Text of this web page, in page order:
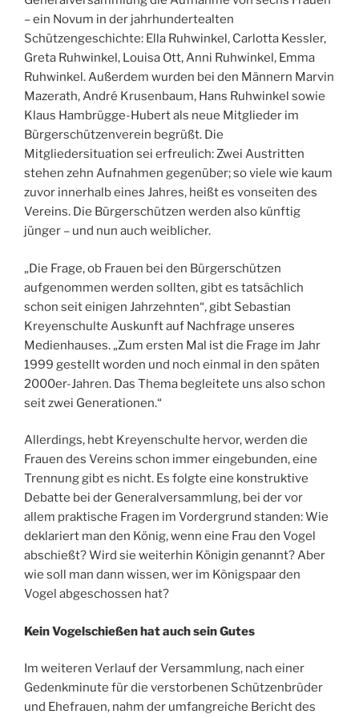
– ein Novum in der jahrhundertealten
Schützengeschichte: Ella Ruhwinkel, Carlotta Kessler,
Greta Ruhwinkel, Louisa Ott, Anni Ruhwinkel, Emma
Ruhwinkel. Außerdem wurden bei den Männern Marvin
Mazerath, André Krusenbaum, Hans Ruhwinkel sowie
Klaus Hambrügge-Hubert als neue Mitglieder im
Bürgerschützenverein begrüßt. Die
Mitgliedersituation sei erfreulich: Zwei Austritten
stehen zehn Aufnahmen gegenüber; so viele wie kaum
zuvor innerhalb eines Jahres, heißt es vonseiten des
Vereins. Die Bürgerschützen werden also künftig
jünger – und nun auch weiblicher.
„Die Frage, ob Frauen bei den Bürgerschützen
aufgenommen werden sollten, gibt es tatsächlich
schon seit einigen Jahrzehnten“, gibt Sebastian
Kreyenschulte Auskunft auf Nachfrage unseres
Medienhauses. „Zum ersten Mal ist die Frage im Jahr
1999 gestellt worden und noch einmal in den späten
2000er-Jahren. Das Thema begleitete uns also schon
seit zwei Generationen.“
Allerdings, hebt Kreyenschulte hervor, werden die
Frauen des Vereins schon immer eingebunden, eine
Trennung gibt es nicht. Es folgte eine konstruktive
Debatte bei der Generalversammlung, bei der vor
allem praktische Fragen im Vordergrund standen: Wie
deklariert man den König, wenn eine Frau den Vogel
abschießt? Wird sie weiterhin Königin genannt? Aber
wie soll man dann wissen, wer im Königspaar den
Vogel abgeschossen hat?
Kein Vogelschießen hat auch sein Gutes
Im weiteren Verlauf der Versammlung, nach einer
Gedenkminute für die verstorbenen Schützenbrüder
und Ehefrauen, nahm der umfangreiche Bericht des